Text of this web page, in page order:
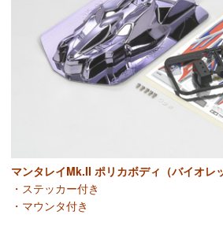
マンタレイMk.II ポリカボディ（バイオレ
・ステッカー付き
・マウンタ付き